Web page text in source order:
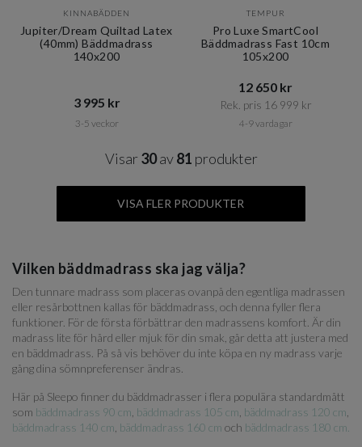
KINNABÄDDEN
Jupiter/Dream Quiltad Latex
(40mm) Bäddmadrass
140x200
3 995 kr​​
3-5 veckor
TEMPUR
Pro Luxe SmartCool
Bäddmadrass Fast 10cm
105x200
12 650 kr​​
Rek. pris 16 999 kr​​
4-9 vardagar
Visar 30av81 produkter
VISA FLER PRODUKTER
Vilken bäddmadrass ska jag välja?
Den tunnare madrass som placeras ovanpå den egentliga madrassen
eller resårbottnen kallas för bäddmadrass, och denna fyller flera
funktioner. För de första förbättrar den madrassens komfort. Är din
madrass lite för hård eller mjuk för din smak, går detta att justera med
en bäddmadrass. På så vis behöver du inte köpa en ny madrass varje
gång dina sömnpreferenser ändras.
Här på Sleepo finner du bäddmadrasser i flera populära standardmått
som bäddmadrass 90 cm bäddmadrass 105 cm bäddmadrass 120 cm
bäddmadrass 140 cm bäddmadrass 160 cm och bäddmadrass 180 cm.